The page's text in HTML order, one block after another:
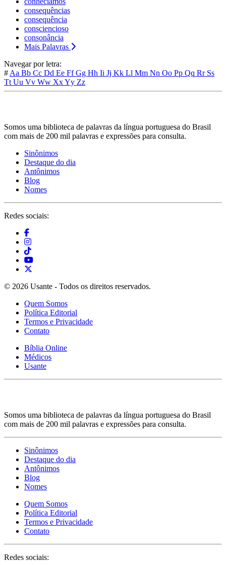
consequências
consequência
consciencioso
consonância
Mais Palavras
Navegar por letra:
# Aa Bb Cc Dd Ee FfGg Hh Ii Jj Kk Ll Mm Nn Oo Pp Qq Rr Ss
Tt Uu Vv Ww XxYy Zz
Somos uma biblioteca de palavras da língua portuguesa do Brasil
com mais de 200 mil palavras e expressões para consulta.
Sinônimos
Destaque do dia
Antônimos
Blog
Nomes
Redes sociais:
© 2026 Usante - Todos os direitos reservados.
Quem Somos
Política Editorial
Termos e Privacidade
Contato
Bíblia Online
Médicos
Usante
Somos uma biblioteca de palavras da língua portuguesa do Brasil
com mais de 200 mil palavras e expressões para consulta.
Sinônimos
Destaque do dia
Antônimos
Blog
Nomes
Quem Somos
Política Editorial
Termos e Privacidade
Contato
Redes sociais: